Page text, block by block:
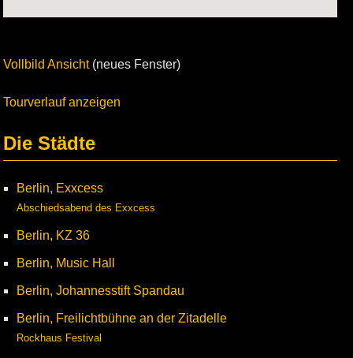
Vollbild Ansicht(neues Fenster)
Tourverlauf anzeigen
Die Städte
Berlin, Exxcess
Abschiedsabend des Exxcess
Berlin, KZ 36
Berlin, Music Hall
Berlin, Johannesstift Spandau
Berlin, Freilichtbühne an der Zitadelle
Rockhaus Festival